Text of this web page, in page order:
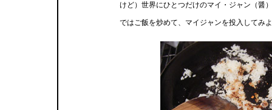
けど）世界にひとつだけのマイ・ジャン（醤
ではご飯を炒めて、マイジャンを投入してみ